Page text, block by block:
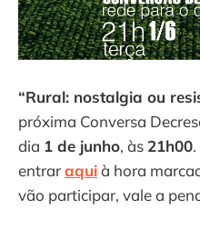
“Rural: nostalgia ou
próxima Conversa
dia 1 de junho, às 21h00
entraraquià hora
vão participar, vale a